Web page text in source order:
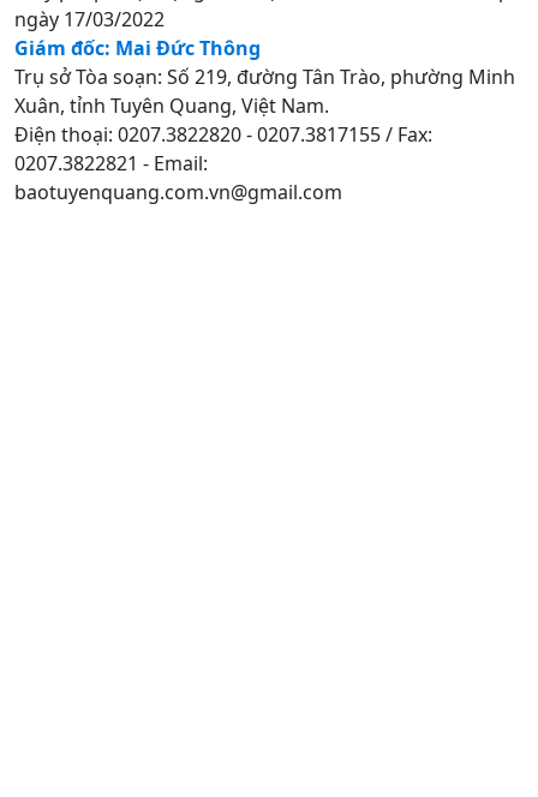
ngày 17/03/2022
Giám đốc: Mai Đức Thông
Trụ sở Tòa soạn: Số 219, đường Tân Trào, phường Minh
Xuân, tỉnh Tuyên Quang, Việt Nam.
Điện thoại: 0207.3822820 - 0207.3817155 / Fax:
0207.3822821 - Email:
baotuyenquang.com.vn@gmail.com